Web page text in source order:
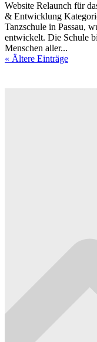
Website Relaunch für
& Entwicklung
Tanzschule in Passau,
entwickelt. Die Schule
Menschen aller...
« Ältere Einträge